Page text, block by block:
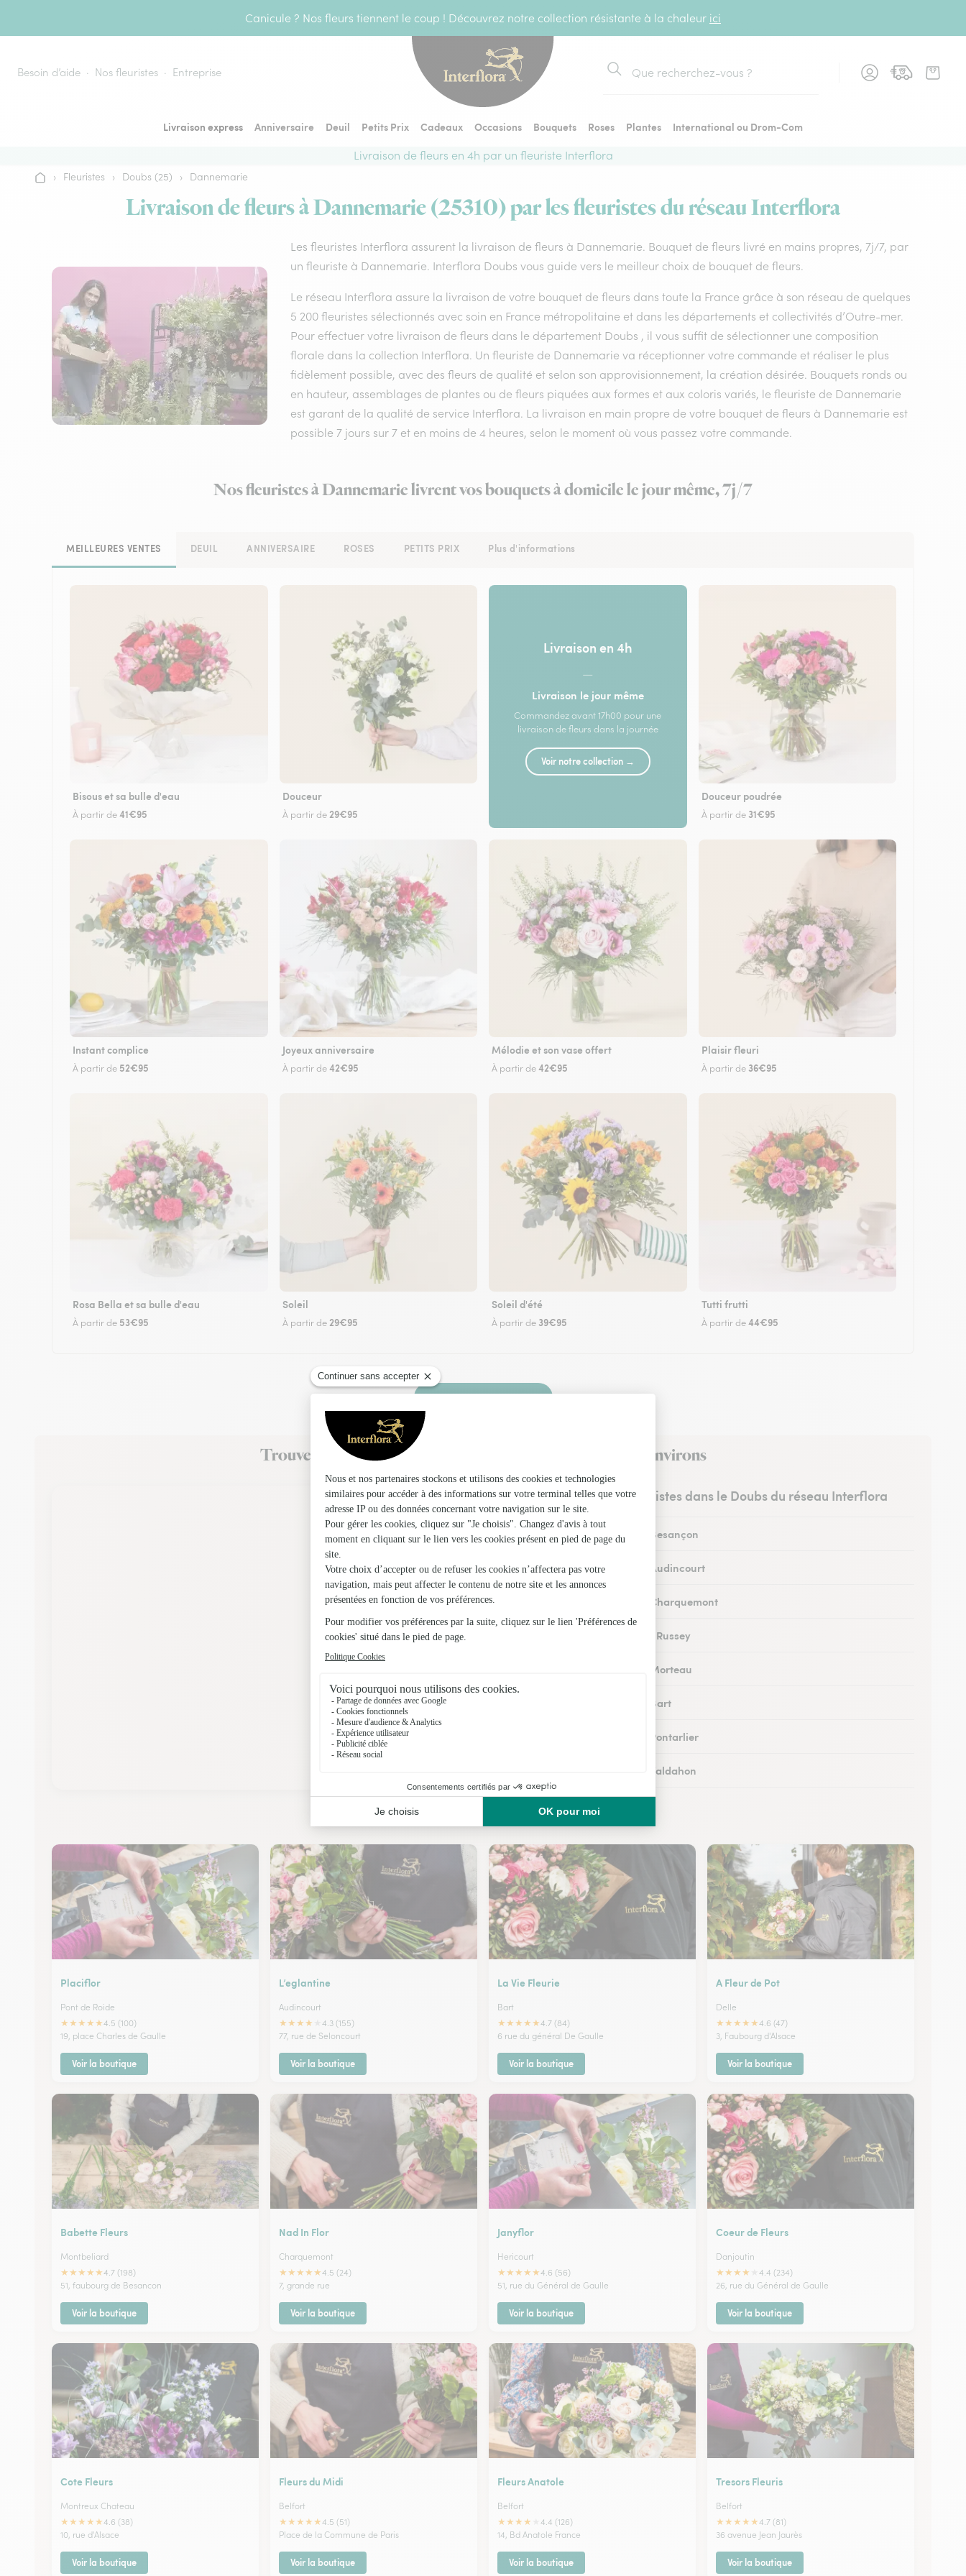
Canicule ? Nos fleurs tiennent le coup ! Découvrez notre collection résistante à la chaleur ici
Besoin d’aide Nos fleuristes Entreprise
Rechercher
Livraison express Anniversaire Deuil Petits Prix Cadeaux Occasions Bouquets Roses Plantes
International ou Drom-Com
Livraison de fleurs en 4h par un fleuriste Interflora
Accueil
› Fleuristes › Doubs (25) › Dannemarie
Livraison de fleurs à Dannemarie (25310) par les fleuristes du réseau Interflora
Les fleuristes Interflora assurent la livraison de fleurs à Dannemarie. Bouquet de fleurs livré en mains propres, 7j/7, par
un fleuriste à Dannemarie. Interflora Doubs vous guide vers le meilleur choix de bouquet de fleurs.
Le réseau Interflora assure la livraison de votre bouquet de fleurs dans toute la France grâce à son réseau de quelques
5 200 fleuristes sélectionnés avec soin en France métropolitaine et dans les départements et collectivités d’Outre-mer.
Pour effectuer votre livraison de fleurs dans le département Doubs , il vous suffit de sélectionner une composition
florale dans la collection Interflora. Un fleuriste de Dannemarie va réceptionner votre commande et réaliser le plus
fidèlement possible, avec des fleurs de qualité et selon son approvisionnement, la création désirée. Bouquets ronds ou
en hauteur, assemblages de plantes ou de fleurs piquées aux formes et aux coloris variés, le fleuriste de Dannemarie
est garant de la qualité de service Interflora. La livraison en main propre de votre bouquet de fleurs à Dannemarie est
possible 7 jours sur 7 et en moins de 4 heures, selon le moment où vous passez votre commande.
Nos fleuristes à Dannemarie livrent vos bouquets à domicile le jour même, 7j/7
MEILLEURES VENTES DEUIL ANNIVERSAIRE ROSES PETITS PRIX Plus d'informations
Bisous et sa bulle d'eau
À partir de41€95
Douceur
À partir de 29€95
Livraison en 4h
—
Livraison le jour même
Commandez avant 17h00 pour une
livraison de fleurs dans la journée
Voir notre collection →
Douceur poudrée
À partir de 31€95
Instant complice
À partir de 52€95
Joyeux anniversaire
À partir de42€95
Mélodie et son vase offert
À partir de42€95
Plaisir fleuri
À partir de 36€95
Rosa Bella et sa bulle d'eau
À partir de 53€95
Soleil
À partir de 29€95
Soleil d'été
À partir de 39€95
Tutti frutti
À partir de44€95
Faire livrer des fleurs
Trouvez un fleuriste Interflora à Dannemarie et dans ses environs
Les fleuristes dans le Doubs du réseau Interflora
Fleuristes à Besançon
Fleuristes à Audincourt
Fleuristes à Charquemont
Fleuristes au Russey
Fleuristes à Morteau
Fleuristes à Bart
Fleuristes à Pontarlier
Fleuristes à Valdahon
Nos fleuristes à Dannemarie
Placiflor
Pont de Roide
★★★★★4.5 (100)
19, place Charles de Gaulle
Voir la boutique
L’eglantine
Audincourt
★★★★
4.3 (155)
77, rue de Seloncourt
Voir la boutique
La Vie Fleurie
Bart
★★★★★4.7 (84)
6 rue du général De Gaulle
Voir la boutique
A Fleur de Pot
Delle
★★★★★4.6 (47)
3, Faubourg d'Alsace
Voir la boutique
Babette Fleurs
Montbeliard
★★★★★4.7 (198)
51, faubourg de Besancon
Voir la boutique
Nad In Flor
Charquemont
★★★★★4.5 (24)
7, grande rue
Voir la boutique
Janyflor
Hericourt
★★★★★4.6 (56)
51, rue du Général de Gaulle
Voir la boutique
Coeur de Fleurs
Danjoutin
★★★★
4.4 (234)
26, rue du Général de Gaulle
Voir la boutique
Cote Fleurs
Montreux Chateau
★★★★★4.6 (38)
10, rue d'Alsace
Voir la boutique
Fleurs du Midi
Belfort
★★★★★4.5 (51)
Place de la Commune de Paris
Voir la boutique
Fleurs Anatole
Belfort
★★★★
4.4 (126)
14, Bd Anatole France
Voir la boutique
Tresors Fleuris
Belfort
★★★★★4.7 (81)
36 avenue Jean Jaurès
Voir la boutique